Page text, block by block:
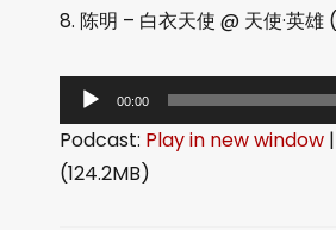
陈明 – 白衣天使 @ 天使·英
频
播
放
00:00
Podcast: Play in new window |
(124.2MB)